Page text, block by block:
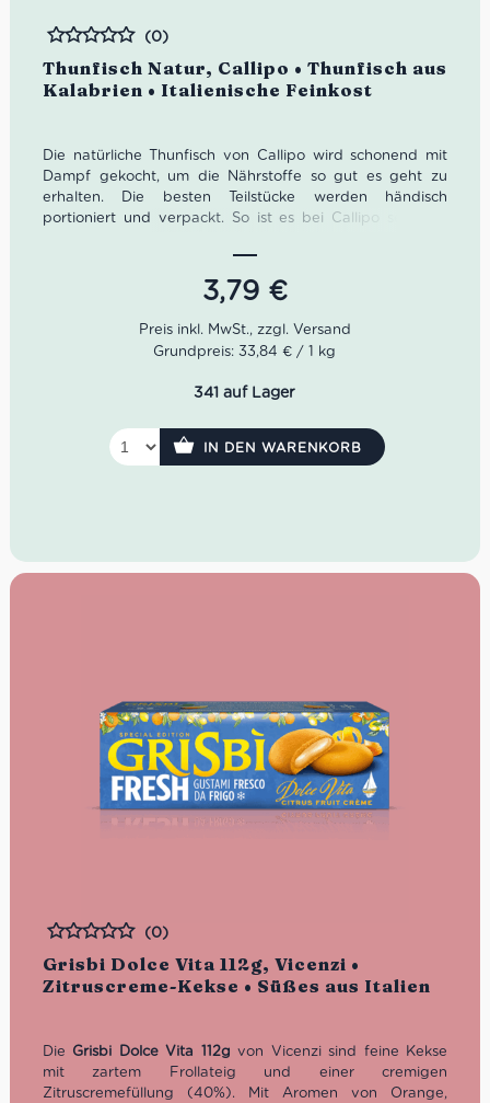
Thunfisch Natur, Callipo • Thunfisch aus
Kalabrien • Italienische Feinkost
Bewertet
(0)
Die natürliche Thunfisch von Callipo wird schonend mit
Dampf gekocht, um die Nährstoffe so gut es geht zu
erhalten. Die besten Teilstücke werden händisch
portioniert und verpackt. So ist es bei Callipo seit fünf
Nettogewicht: 160 g
Abtropfgewicht: 112 g
3,79 €
Grundpreis: 33,84 € / 1 kg
341 auf Lager
IN DEN WARENKORB
Grisbi Dolce Vita 112g, Vicenzi •
Zitruscreme-Kekse • Süßes aus Italien
Bewertet
(0)
Die Grisbi Dolce Vita 112gvon Vicenzi sind feine Kekse
mit zartem Frollateig und einer cremigen
Zitruscremefüllung (40%). Mit Aromen von Orange,